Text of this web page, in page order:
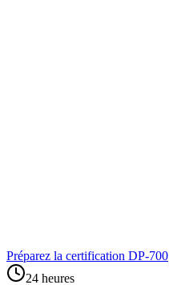
Préparez la certification DP‑700
24 heures